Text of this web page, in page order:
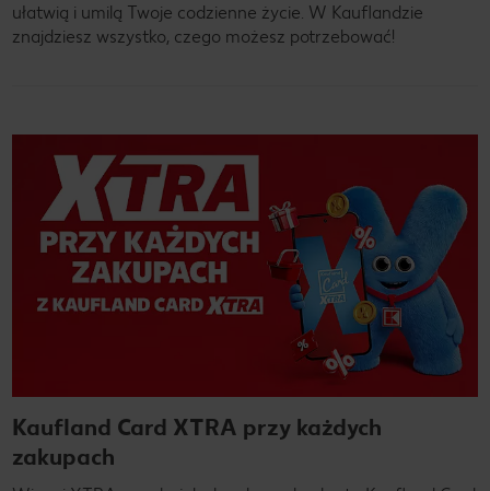
ułatwią i umilą Twoje codzienne życie. W Kauflandzie
znajdziesz wszystko, czego możesz potrzebować!
Kaufland Card XTRA przy każdych
zakupach